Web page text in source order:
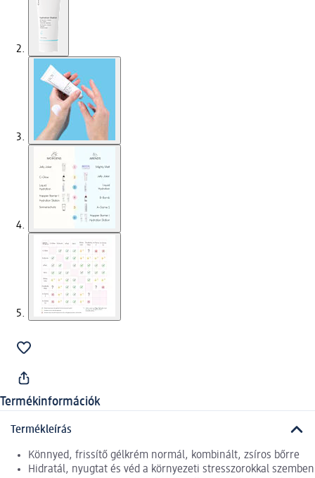
Termékinformációk
Termékleírás
Könnyed, frissítő gélkrém normál, kombinált, zsíros bőrre
Hidratál, nyugtat és véd a környezeti stresszorokkal szemben